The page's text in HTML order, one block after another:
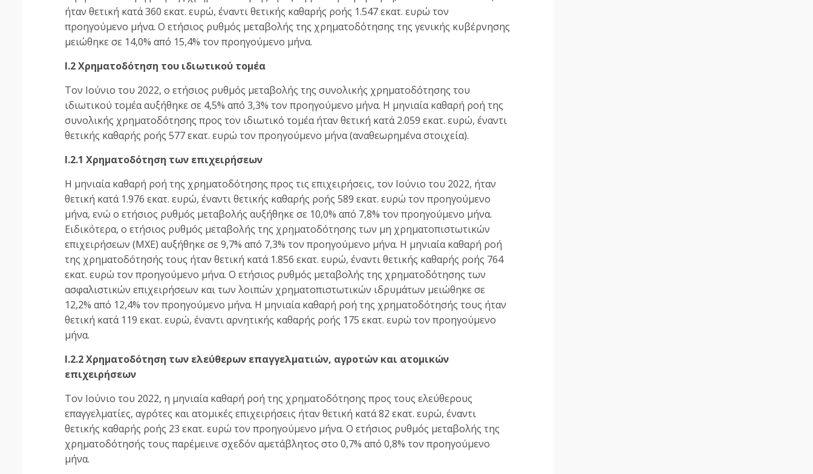
ήταν θετική κατά 360 εκατ. ευρώ, έναντι θετικής καθαρής ροής 1.547 εκατ. ευρώ τον
προηγούμενο μήνα. Ο ετήσιος ρυθμός μεταβολής της χρηματοδότησης της γενικής κυβέρνησης
μειώθηκε σε 14,0% από 15,4% τον προηγούμενο μήνα.
Ι.2 Χρηματοδότηση του ιδιωτικού τομέα
Τον Ιούνιο του 2022, o ετήσιος ρυθμός μεταβολής της συνολικής χρηματοδότησης του
ιδιωτικού τομέα αυξήθηκε σε 4,5% από 3,3% τον προηγούμενο μήνα. Η μηνιαία καθαρή ροή της
συνολικής χρηματοδότησης προς τον ιδιωτικό τομέα ήταν θετική κατά 2.059 εκατ. ευρώ, έναντι
θετικής καθαρής ροής 577 εκατ. ευρώ τον προηγούμενο μήνα (αναθεωρημένα στοιχεία).
Ι.2.1 Χρηματοδότηση των επιχειρήσεων
Η μηνιαία καθαρή ροή της χρηματοδότησης προς τις επιχειρήσεις, τον Ιούνιο του 2022, ήταν
θετική κατά 1.976 εκατ. ευρώ, έναντι θετικής καθαρής ροής 589 εκατ. ευρώ τον προηγούμενο
μήνα, ενώ ο ετήσιος ρυθμός μεταβολής αυξήθηκε σε 10,0% από 7,8% τον προηγούμενο μήνα.
Ειδικότερα, ο ετήσιος ρυθμός μεταβολής της χρηματοδότησης των μη χρηματοπιστωτικών
επιχειρήσεων (ΜΧΕ) αυξήθηκε σε 9,7% από 7,3% τον προηγούμενο μήνα. Η μηνιαία καθαρή ροή
της χρηματοδότησής τους ήταν θετική κατά 1.856 εκατ. ευρώ, έναντι θετικής καθαρής ροής 764
εκατ. ευρώ τον προηγούμενο μήνα. Ο ετήσιος ρυθμός μεταβολής της χρηματοδότησης των
ασφαλιστικών επιχειρήσεων και των λοιπών χρηματοπιστωτικών ιδρυμάτων μειώθηκε σε
12,2% από 12,4% τον προηγούμενο μήνα. Η μηνιαία καθαρή ροή της χρηματοδότησής τους ήταν
θετική κατά 119 εκατ. ευρώ, έναντι αρνητικής καθαρής ροής 175 εκατ. ευρώ τον προηγούμενο
μήνα.
Ι.2.2 Χρηματοδότηση των ελεύθερων επαγγελματιών, αγροτών και ατομικών
επιχειρήσεων
Τον Ιούνιο του 2022, η μηνιαία καθαρή ροή της χρηματοδότησης προς τους ελεύθερους
επαγγελματίες, αγρότες και ατομικές επιχειρήσεις ήταν θετική κατά 82 εκατ. ευρώ, έναντι
θετικής καθαρής ροής 23 εκατ. ευρώ τον προηγούμενο μήνα. Ο ετήσιος ρυθμός μεταβολής της
χρηματοδότησής τους παρέμεινε σχεδόν αμετάβλητος στο 0,7% από 0,8% τον προηγούμενο
μήνα.